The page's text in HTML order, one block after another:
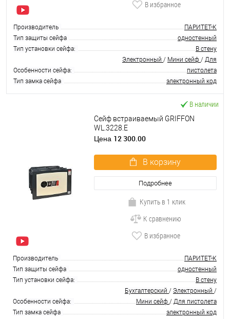
В избранное
Производитель
ПАРИТЕТ-К
Тип защиты сейфа
одностенный
Тип установки сейфа:
В стену
Особенности сейфа:
Электронный / Мини сейф / Для
пистолета
Тип замка сейфа
электронный код
В наличии
Сейф встраиваемый GRIFFON
WL.3228.E
Цена 12 300.00
В корзину
Подробнее
Купить в 1 клик
К сравнению
В избранное
Производитель
ПАРИТЕТ-К
Тип защиты сейфа
одностенный
Тип установки сейфа:
В стену
Особенности сейфа:
Бухгалтерский / Электронный /
Мини сейф /Для пистолета
Тип замка сейфа
электронный код